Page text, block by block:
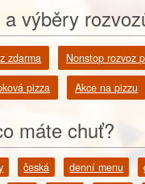
výběry
zdarma Nonstop rozvoz
pizza Akce na pizzu
máte chuť?
česká denní menu